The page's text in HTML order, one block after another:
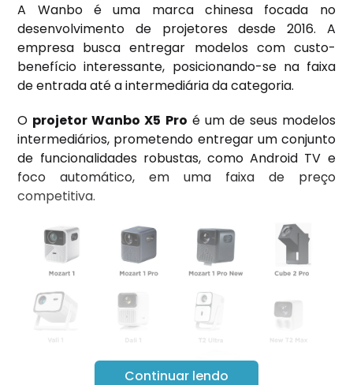
A Wanbo é uma marca chinesa focada no
desenvolvimento de projetores desde 2016. A
empresa busca entregar modelos com custo-
benefício interessante, posicionando-se na faixa
de entrada até a intermediária da categoria.
O projetor Wanbo X5 Pro é um de seus modelos
intermediários, prometendo entregar um conjunto
de funcionalidades robustas, como Android TV e
foco automático, em uma faixa de preço
competitiva.
Continuar lendo